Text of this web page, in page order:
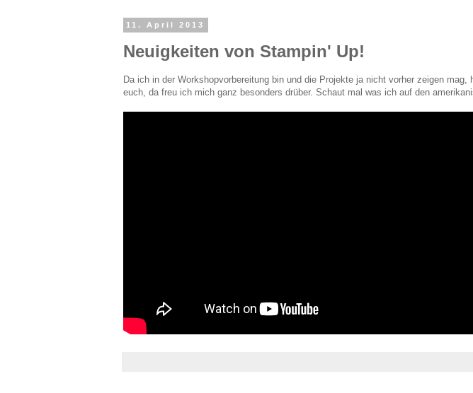
11. April 2013
Neuigkeiten von Stampin' Up!
Da ich in der Workshopvorbereitung bin und die Projekte ja nicht vorher zeigen mag,
euch, da freu ich mich ganz besonders drüber. Schaut mal was ich auf den